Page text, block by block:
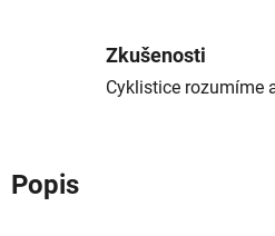
Zkušenosti
Cyklistice rozumíme
Popis